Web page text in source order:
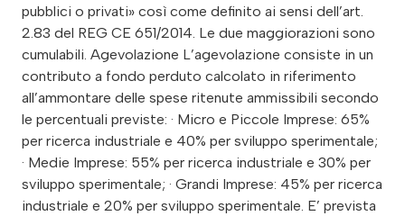
pubblici o privati» così come definito ai sensi dell’art.
2.83 del REG CE 651/2014. Le due maggiorazioni sono
cumulabili. Agevolazione L’agevolazione consiste in un
contributo a fondo perduto calcolato in riferimento
all’ammontare delle spese ritenute ammissibili secondo
le percentuali previste: · Micro e Piccole Imprese: 65%
per ricerca industriale e 40% per sviluppo sperimentale;
· Medie Imprese: 55% per ricerca industriale e 30% per
sviluppo sperimentale; · Grandi Imprese: 45% per ricerca
industriale e 20% per sviluppo sperimentale. E’ prevista